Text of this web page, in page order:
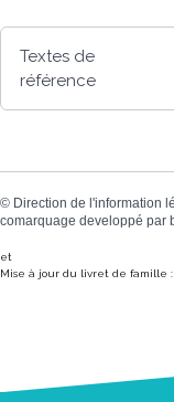
Textes de
référence
© Direction de l'information
comarquage developpé par
et
Mise à jour du livret de famille :